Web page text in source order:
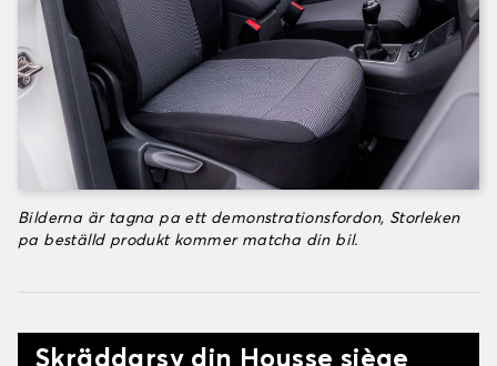
Bilderna är tagna pa ett demonstrationsfordon, Storleken
pa beställd produkt kommer matcha din bil.
Skräddarsy din Housse siège